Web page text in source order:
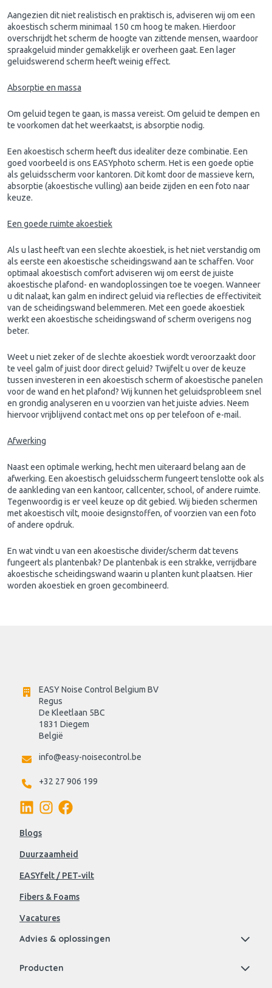
Aangezien dit niet realistisch en praktisch is, adviseren wij om een
akoestisch scherm minimaal 150 cm hoog te maken. Hierdoor
overschrijdt het scherm de hoogte van zittende mensen, waardoor
spraakgeluid minder gemakkelijk er overheen gaat. Een lager
geluidswerend scherm heeft weinig effect.
Absorptie en massa
Om geluid tegen te gaan, is massa vereist. Om geluid te dempen en
te voorkomen dat het weerkaatst, is absorptie nodig.
Een akoestisch scherm heeft dus idealiter deze combinatie. Een
goed voorbeeld is ons EASYphoto scherm. Het is een goede optie
als geluidsscherm voor kantoren. Dit komt door de massieve kern,
absorptie (akoestische vulling) aan beide zijden en een foto naar
keuze.
Een goede ruimte akoestiek
Als u last heeft van een slechte akoestiek, is het niet verstandig om
als eerste een akoestische scheidingswand aan te schaffen. Voor
optimaal akoestisch comfort adviseren wij om eerst de juiste
akoestische plafond- en wandoplossingen toe te voegen. Wanneer
u dit nalaat, kan galm en indirect geluid via reflecties de effectiviteit
van de scheidingswand belemmeren. Met een goede akoestiek
werkt een akoestische scheidingswand of scherm overigens nog
beter.
Weet u niet zeker of de slechte akoestiek wordt veroorzaakt door
te veel galm of juist door direct geluid? Twijfelt u over de keuze
tussen investeren in een akoestisch scherm of akoestische panelen
voor de wand en het plafond? Wij kunnen het geluidsprobleem snel
en grondig analyseren en u voorzien van het juiste advies. Neem
hiervoor vrijblijvend contact met ons op per telefoon of e-mail.
Afwerking
Naast een optimale werking, hecht men uiteraard belang aan de
afwerking. Een akoestisch geluidsscherm fungeert tenslotte ook als
de aankleding van een kantoor, callcenter, school, of andere ruimte.
Tegenwoordig is er veel keuze op dit gebied. Wij bieden schermen
met akoestisch vilt, mooie designstoffen, of voorzien van een foto
of andere opdruk.
En wat vindt u van een akoestische divider/scherm dat tevens
fungeert als plantenbak? De plantenbak is een strakke, verrijdbare
akoestische scheidingswand waarin u planten kunt plaatsen. Hier
worden akoestiek en groen gecombineerd.
EASY Noise Control Belgium BV
Regus
De Kleetlaan 5BC
1831 Diegem
België
info@easy-noisecontrol.be
+32 27 906 199
Blogs
Duurzaamheid
EASYfelt / PET-vilt
Fibers & Foams
Vacatures
Advies & oplossingen
Producten